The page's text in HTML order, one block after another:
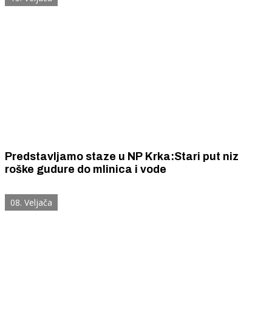
Predstavljamo staze u NP Krka:Stari put niz
roške gudure do mlinica i vode
08. Veljača